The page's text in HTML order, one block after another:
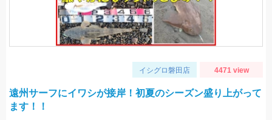
イシグロ磐田店 4471 view
遠州サーフにイワシが接岸！初夏のシーズン盛り上がって
ます！！